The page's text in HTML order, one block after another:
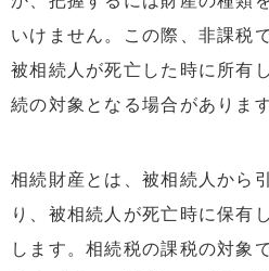
いけません。この際、非課税
被相続人が死亡した時に所有
続の対象となる場合があります
相続財産とは、被相続人から
り、被相続人が死亡時に保有
します。相続税の課税の対象